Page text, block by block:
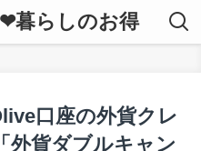
暮らしのお得
口座の外貨クレ
外貨ダブルキャン